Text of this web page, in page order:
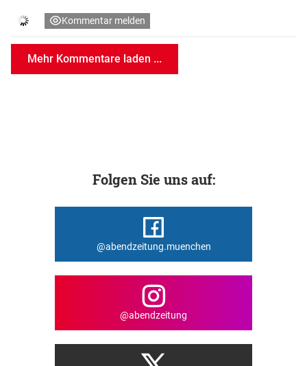
Kommentar melden
Mehr Kommentare laden ...
Folgen Sie uns auf:
@abendzeitung.muenchen
@abendzeitung